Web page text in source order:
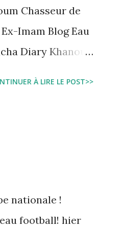
Chasseur de
Imam Blog Eau
Diary Khanouf
À LIRE LE POST>>
nationale !
football! hier